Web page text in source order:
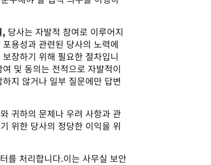
, 당사는 자발적 참여로 이루어지
용성과 관련된 당사의 노력에
장하기 위해 필요한 절차입니
및 동의는 전적으로 자발적이
지 않거나 일부 질문에만 답변
귀하의 문제나 우려 사항과 관
위한 당사의 정당한 이익을 위
를 처리합니다.이는 사무실 보안